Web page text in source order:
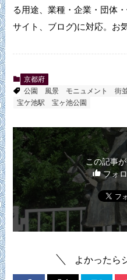
る用途、業種・企業・団体
サイト、ブログ)に対応。お
京都府
公園
風景 モニュメント 街
宝ケ池駅
宝ヶ池公園
この記事
フォロ
よかったら